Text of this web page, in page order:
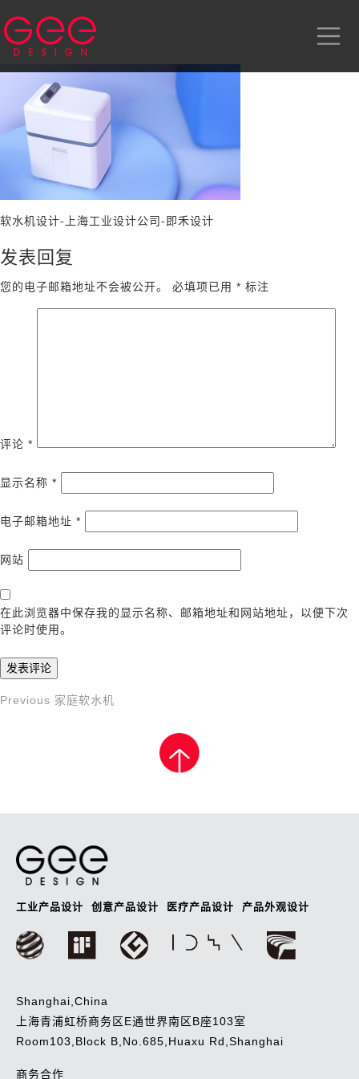
软水机设计-上海工业设计公司-即禾设计
发表回复
您的电子邮箱地址不会被公开。 必填项已用 * 标注
评论 *
显示名称 *
电子邮箱地址 *
网站
在此浏览器中保存我的显示名称、邮箱地址和网站地址，以便下次
评论时使用。
文
Previous
Previous 家庭软水机
工业产品设计 创意产品设计 医疗产品设计 产品外观设计
Shanghai,China
上海青浦虹桥商务区E通世界南区B座103室
Room103,Block B,No.685,Huaxu Rd,Shanghai
商务合作